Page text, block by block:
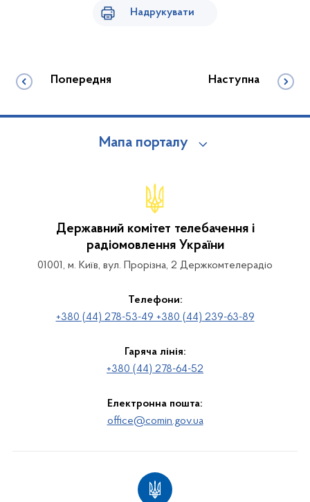
Надрукувати
Попередня Наступна
Мапа порталу
Державний комітет телебачення і
радіомовлення України
01001, м. Київ, вул. Прорізна, 2 Держкомтелерадіо
Телефони:
+380 (44) 278-53-49 +380 (44) 239-63-89
Гаряча лінія:
+380 (44) 278-64-52
Електронна пошта:
office@comin.gov.ua